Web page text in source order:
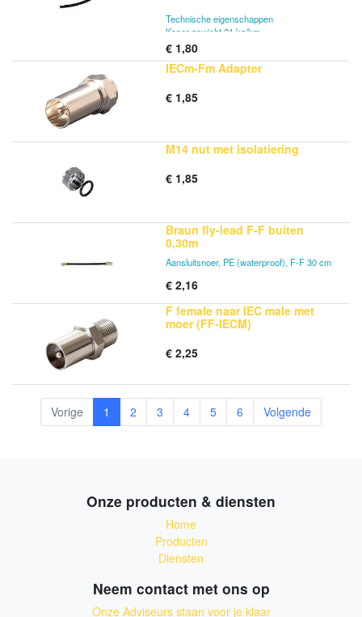
Technische eigenschappen
Koper gewicht 21 kg/km
Min. buigradius 35 mm
Max. Treksterkte 110 N
Gebruikstemperatuur -30°C ~ +70 °C
5 MHz 1.40 dB/100m
50 MHz 4.10 dB/100m
860 MHz 16.90 dB/100m
1000 MHz 19.20 dB/100m
1200 MHz 21.90 dB/100m
2150 MHz 29.90 dB/100m
Return Loss (20°C)
5-470 MHz > 30 dB
470-1200 MHz > 25 dB
2000-3000 MHz > 18 dB
Afscherming
Screening Class Class A+
EN 50117-2-4
EN 50117-2-5
€ 1,80
IECm-Fm Adapter
€ 1,85
M14 nut met isolatiering
€ 1,85
Braun fly-lead F-F buiten
0,30m
Aansluitsnoer, PE (waterproof), F-F 30 cm
€ 2,16
F female naar IEC male met
moer (FF-IECM)
€ 2,25
Vorige 1 2 3 4 5 6 Volgende
Onze producten & diensten
Home
Producten
Diensten
Neem contact met ons op
Onze Adviseurs staan voor je klaar